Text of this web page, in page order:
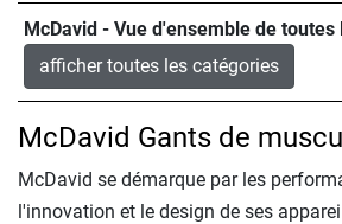
McDavid - Vue d'ensemble de
afficher toutes les catégories
McDavid Gants de
McDavid se démarque par les
l'innovation et le design de ses